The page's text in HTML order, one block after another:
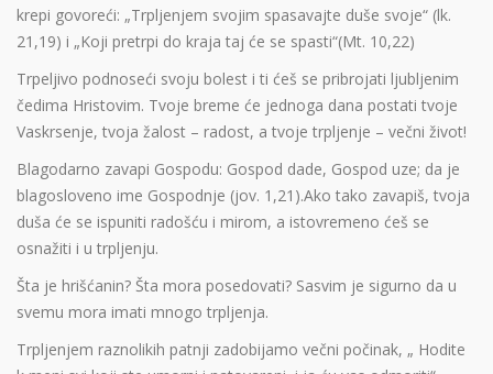
krepi govoreći: „Trpljenjem svojim spasavajte duše svoje“ (lk.
21,19) i „Koji pretrpi do kraja taj će se spasti“(Mt. 10,22)
Trpeljivo podnoseći svoju bolest i ti ćeš se pribrojati ljubljenim
čedima Hristovim. Tvoje breme će jednoga dana postati tvoje
Vaskrsenje, tvoja žalost – radost, a tvoje trpljenje – večni život!
Blagodarno zavapi Gospodu: Gospod dade, Gospod uze; da je
blagosloveno ime Gospodnje (jov. 1,21).Ako tako zavapiš, tvoja
duša će se ispuniti radošću i mirom, a istovremeno ćeš se
osnažiti i u trpljenju.
Šta je hrišćanin? Šta mora posedovati? Sasvim je sigurno da u
svemu mora imati mnogo trpljenja.
Trpljenjem raznolikih patnji zadobijamo večni počinak, „ Hodite